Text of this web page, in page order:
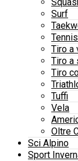
Surf
Tiro a
Tiro a
Tiro
Tuffi
Vela
Oltre
Sci Alpino
Sport